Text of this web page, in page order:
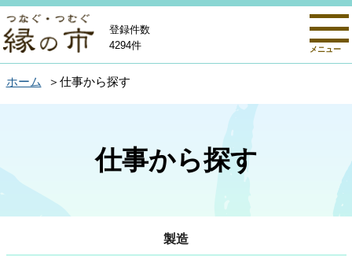
メニュー
登録件数
4294件
ホーム 仕事から探す
仕事から探す
製造